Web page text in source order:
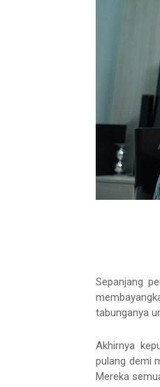
Sepanjang
tabunganya
Akhirnya
pulang demi
Mereka